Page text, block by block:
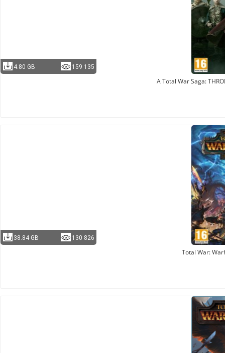
4.80 GB 159 135
A Total War Saga:
38.84 GB 130 826
Total War: